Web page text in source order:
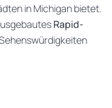
in Michigan bietet.
Rapid-